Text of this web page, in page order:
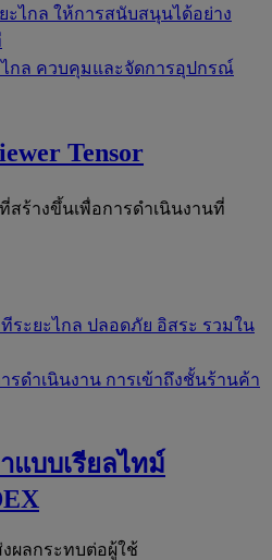
ะไกล ให้การสนับสนุนได้อย่าง
กล ควบคุมและจัดการอุปกรณ์
Tensor
สร้างขึ้นเพื่อการดำเนินงานที่
ระยะไกล ปลอดภัย อิสระ รวมใน
รดำเนินงาน การเข้าถึงชั้นร้านค้า
แบบเรียลไทม์
ผลกระทบต่อผู้ใช้